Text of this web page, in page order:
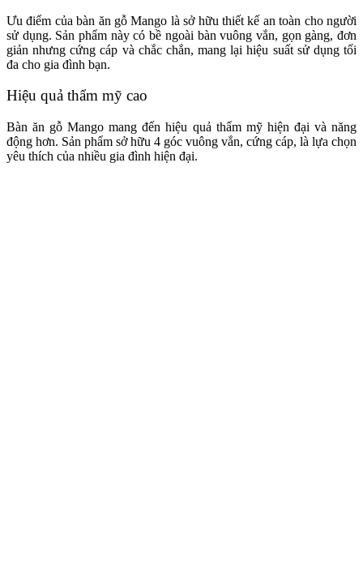
Ưu điểm của bàn ăn gỗ Mango là sở hữu thiết kế an toàn cho người
sử dụng. Sản phẩm này có bề ngoài bàn vuông vắn, gọn gàng, đơn
giản nhưng cứng cáp và chắc chắn, mang lại hiệu suất sử dụng tối
đa cho gia đình bạn.
Hiệu quả thẩm mỹ cao
Bàn ăn gỗ Mango mang đến hiệu quả thẩm mỹ hiện đại và năng
động hơn. Sản phẩm sở hữu 4 góc vuông vắn, cứng cáp, là lựa chọn
yêu thích của nhiều gia đình hiện đại.